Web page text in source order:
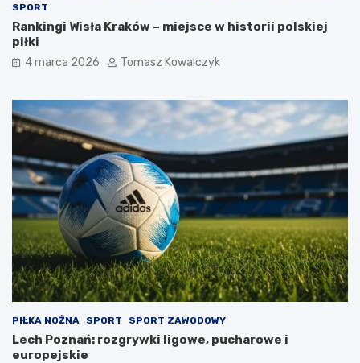
SPORT
Rankingi Wisła Kraków – miejsce w historii polskiej
piłki
4 marca 2026 Tomasz Kowalczyk
PIŁKA NOŻNA SPORT SPORT ZAWODOWY
Lech Poznań: rozgrywki ligowe, pucharowe i
europejskie